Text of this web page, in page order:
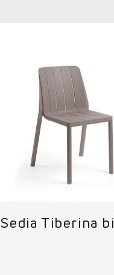
Sedia Tiberina